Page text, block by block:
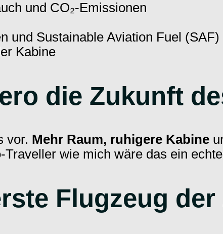
und CO₂-Emissionen
und Sustainable Aviation Fuel (SAF)
Kabine
die Zukunft
vor. Mehr Raum, ruhigere Kabine
wie mich wäre das ein
Flugzeug